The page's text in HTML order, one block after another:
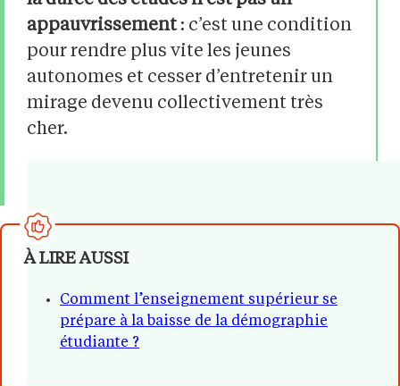
appauvrissement : c’est une condition
pour rendre plus vite les jeunes
autonomes et cesser d’entretenir un
mirage devenu collectivement très
cher.
À LIRE AUSSI
Comment l’enseignement supérieur se
prépare à la baisse de la démographie
étudiante ?